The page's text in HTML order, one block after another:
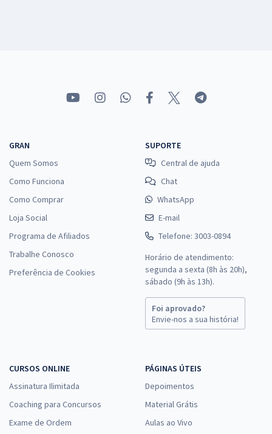
GRAN
Quem Somos
Como Funciona
Como Comprar
Loja Social
Programa de Afiliados
Trabalhe Conosco
Preferência de Cookies
SUPORTE
Central de ajuda
Chat
WhatsApp
E-mail
Telefone: 3003-0894
Horário de atendimento:
segunda a sexta (8h às 20h),
sábado (9h às 13h).
Foi aprovado?
Envie-nos a sua história!
CURSOS ONLINE
Assinatura Ilimitada
Coaching para Concursos
Exame de Ordem
PÁGINAS ÚTEIS
Depoimentos
Material Grátis
Aulas ao Vivo